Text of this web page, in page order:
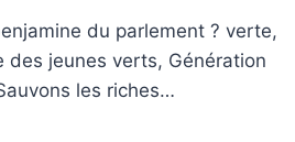
du parlement ? verte,
des jeunes verts, Génération
les riches…